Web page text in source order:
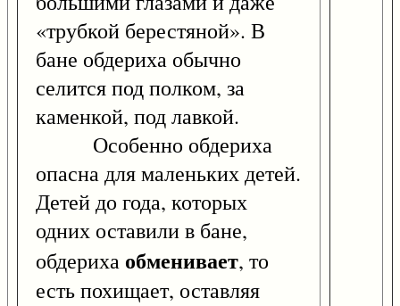
«трубкой берестяной». В
бане обдериха обычно
селится под полком, за
каменкой, под лавкой.
Особенно обдериха
опасна для маленьких детей.
Детей до года, которых
одних оставили в бане,
обдериха обменивает, то
есть похищает, оставляя